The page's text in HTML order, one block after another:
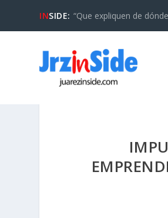
INSIDE: “Que expliquen de